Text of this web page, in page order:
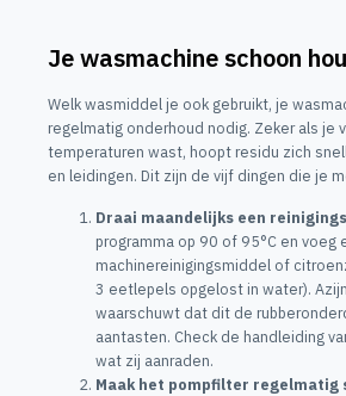
Je wasmachine schoon
Welk wasmiddel je ook gebruikt, je
regelmatig onderhoud nodig. Zeker als je
temperaturen wast, hoopt residu zich
en leidingen. Dit zijn de vijf dingen die je
Draai maandelijks een
programma op 90 of 95°C en voeg
machinereinigingsmiddel of
3 eetlepels opgelost in water).
waarschuwt dat dit de
aantasten. Check de handleiding
wat zij aanraden.
Maak het pompfilter regelmatig